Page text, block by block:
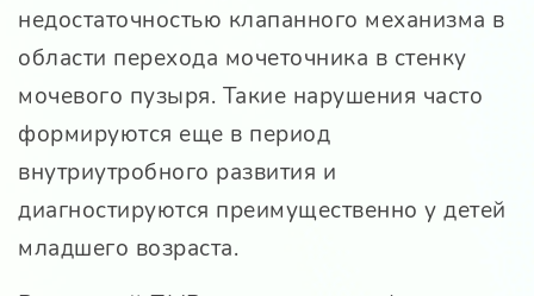
недостаточностью клапанного механизма в
области перехода мочеточника в стенку
мочевого пузыря. Такие нарушения часто
формируются еще в период
внутриутробного развития и
диагностируются преимущественно у детей
младшего возраста.